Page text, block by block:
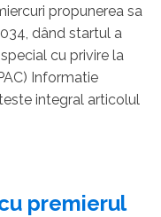
propunerea sa
dând startul a
cu privire la
Informatie
integral articolul
premierul